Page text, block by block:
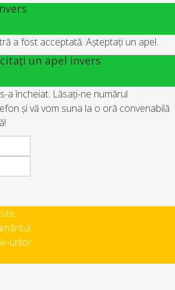
a fost acceptată. Așteptați un apel.
un apel invers
a încheiat. Lăsați-ne numărul
și vă vom suna la o oră convenabilă
urilor